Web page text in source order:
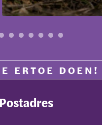
ERTOE DOEN!
Postadres